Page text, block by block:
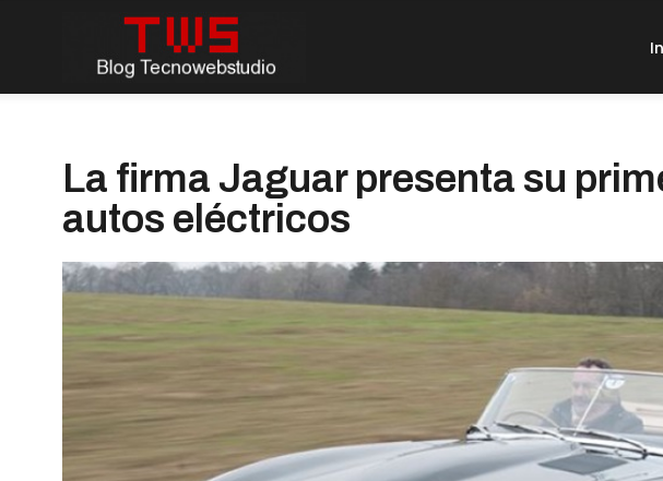
La firma Jaguar presenta su
autos eléctricos